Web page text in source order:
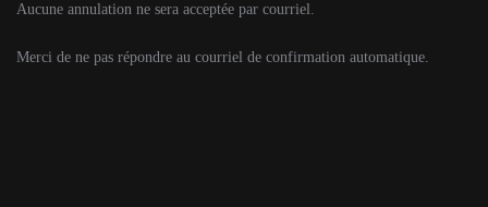
Aucune annulation ne sera acceptée par courriel.
Merci de ne pas répondre au courriel de confirmation automatique.